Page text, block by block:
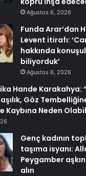
Ağustos 6, 2026
Funda Arar’dan
Levent itirafı:
hakkında
biliyorduk’
Ağustos 6, 2026
Hande Karakahya:
Göz
Kaybına Neden
Genç kadının
taşıma isyanı:
Peygamber
alın